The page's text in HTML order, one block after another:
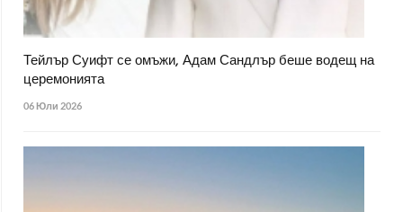
Тейлър Суифт се омъжи, Адам Сандлър беше водещ на
церемонията
06 Юли 2026